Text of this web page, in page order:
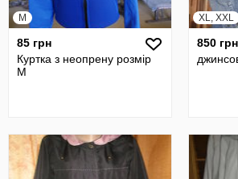
M
85 грн
Куртка з неопрену розмір
М
XL, XXL
850 грн